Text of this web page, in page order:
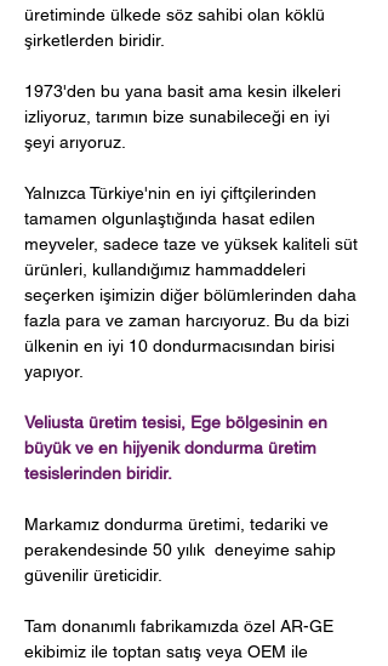
üretiminde ülkede söz sahibi olan köklü
şirketlerden biridir.
1973'den bu yana basit ama kesin ilkeleri
izliyoruz, tarımın bize sunabileceği en iyi
şeyi arıyoruz.
Yalnızca Türkiye'nin en iyi çiftçilerinden
tamamen olgunlaştığında hasat edilen
meyveler, sadece taze ve yüksek kaliteli süt
ürünleri, kullandığımız hammaddeleri
seçerken işimizin diğer bölümlerinden daha
fazla para ve zaman harcıyoruz. Bu da bizi
ülkenin en iyi 10 dondurmacısından birisi
yapıyor.
Veliusta üretim tesisi, Ege bölgesinin en
büyük ve en hijyenik dondurma üretim
tesislerinden biridir.
Markamız dondurma üretimi, tedariki ve
perakendesinde 50 yılık deneyime sahip
güvenilir üreticidir.
Tam donanımlı fabrikamızda özel AR-GE
ekibimiz ile toptan satış veya OEM ile